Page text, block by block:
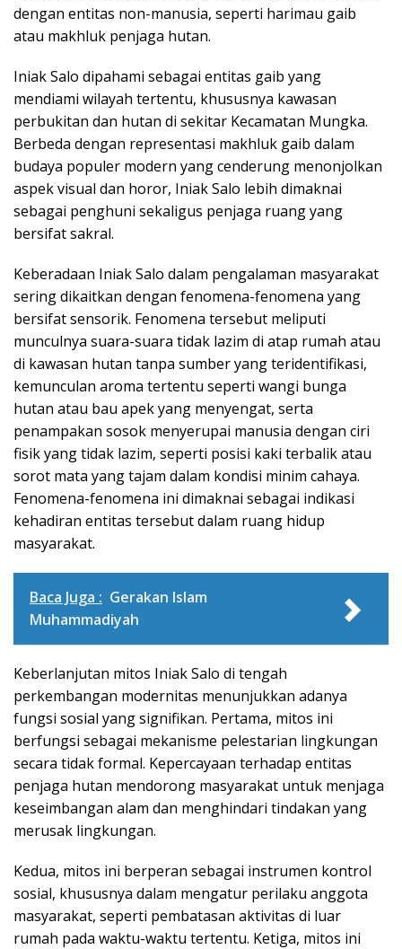
dengan entitas non-manusia, seperti harimau gaib
atau makhluk penjaga hutan.
Iniak Salo dipahami sebagai entitas gaib yang
mendiami wilayah tertentu, khususnya kawasan
perbukitan dan hutan di sekitar Kecamatan Mungka.
Berbeda dengan representasi makhluk gaib dalam
budaya populer modern yang cenderung menonjolkan
aspek visual dan horor, Iniak Salo lebih dimaknai
sebagai penghuni sekaligus penjaga ruang yang
bersifat sakral.
Keberadaan Iniak Salo dalam pengalaman masyarakat
sering dikaitkan dengan fenomena-fenomena yang
bersifat sensorik. Fenomena tersebut meliputi
munculnya suara-suara tidak lazim di atap rumah atau
di kawasan hutan tanpa sumber yang teridentifikasi,
kemunculan aroma tertentu seperti wangi bunga
hutan atau bau apek yang menyengat, serta
penampakan sosok menyerupai manusia dengan ciri
fisik yang tidak lazim, seperti posisi kaki terbalik atau
sorot mata yang tajam dalam kondisi minim cahaya.
Fenomena-fenomena ini dimaknai sebagai indikasi
kehadiran entitas tersebut dalam ruang hidup
masyarakat.
Baca Juga : Gerakan Islam
Muhammadiyah
Keberlanjutan mitos Iniak Salo di tengah
perkembangan modernitas menunjukkan adanya
fungsi sosial yang signifikan. Pertama, mitos ini
berfungsi sebagai mekanisme pelestarian lingkungan
secara tidak formal. Kepercayaan terhadap entitas
penjaga hutan mendorong masyarakat untuk menjaga
keseimbangan alam dan menghindari tindakan yang
merusak lingkungan.
Kedua, mitos ini berperan sebagai instrumen kontrol
sosial, khususnya dalam mengatur perilaku anggota
masyarakat, seperti pembatasan aktivitas di luar
rumah pada waktu-waktu tertentu. Ketiga, mitos ini